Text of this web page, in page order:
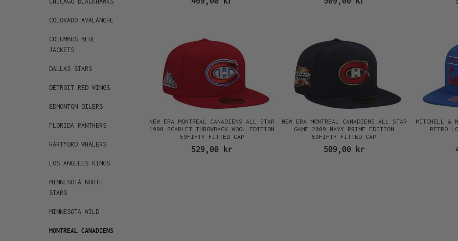
COLORADO AVALANCHE
COLUMBUS BLUE
JACKETS
DALLAS STARS
DETROIT RED WINGS
EDMONTON OILERS
FLORIDA PANTHERS
HARTFORD WHALERS
LOS ANGELES KINGS
MINNESOTA NORTH
STARS
MINNESOTA WILD
MONTREAL CANADIENS
NEW ERA MONTREAL CANADIENS ALL STAR
1990 SCARLET THROWBACK WOOL EDITION
59FIFTY FITTED CAP
529,00 kr
NEW ERA MONTREAL CANADIENS ALL STAR
GAME 2009 NAVY PRIME EDITION
59FIFTY FITTED CAP
509,00 kr
MITCHELL &
RETRO